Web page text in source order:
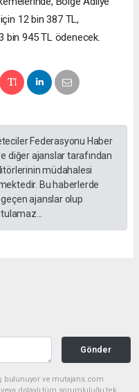
12 bin 387 TL,
bin 945 TL ödenecek.
Federasyonu Haber
diğer ajanslar tarafından
müdahalesi
Bu haberlerde
ajanslar olup
Gönder
bulunuyor ve mutajans.com